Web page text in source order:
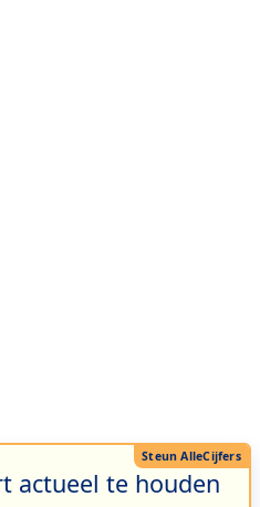
actueel te houden